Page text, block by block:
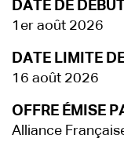
DATE DE
1er août 2026
DATE LIMITE
16 août 2026
OFFRE ÉMISE
Alliance